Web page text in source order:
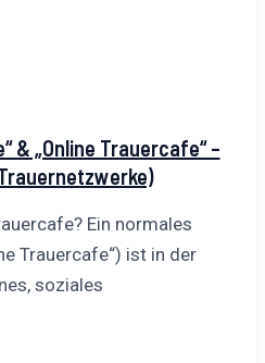
& „Online Trauercafe“ –
Ein normales
Trauercafe“) ist in der
soziales